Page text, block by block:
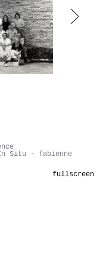
Situ - fabienne
fullscreen